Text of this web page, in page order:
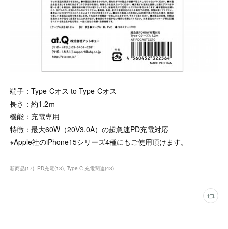
端子：Type-Cオス to Type-Cオス
長さ：約1.2ｍ
機能：充電専用
特徴：最大60W（20V3.0A）の超急速PD充電対応
※Apple社のiPhone15シリーズ4種にもご使用頂けます。
新商品(17) PD充電(13) Type-C 充電関連(43)